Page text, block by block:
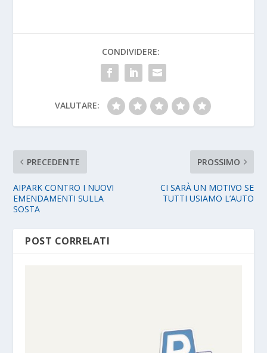
CONDIVIDERE:
VALUTARE:
PRECEDENTE
AIPARK CONTRO I NUOVI
EMENDAMENTI SULLA
SOSTA
PROSSIMO
CI SARÀ UN MOTIVO SE
TUTTI USIAMO L’AUTO
POST CORRELATI